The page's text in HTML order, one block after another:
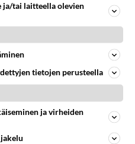
en tiedä
lahjaksi kun
tissit. -tissimies...
tai laitteella olevien
tietojen perusteella
ja virheiden